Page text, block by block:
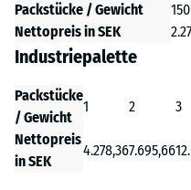
Packstücke / Gewicht
Nettopreis in SEK
Industriepalette
Packstücke
/ Gewicht
1 2 3
Nettopreis
in SEK
4.278,367.695,66